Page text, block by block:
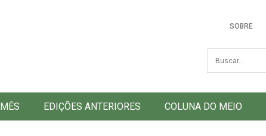
SOBRE
Busca
EDIÇÕES ANTERIORES COLUNA DO MEIO